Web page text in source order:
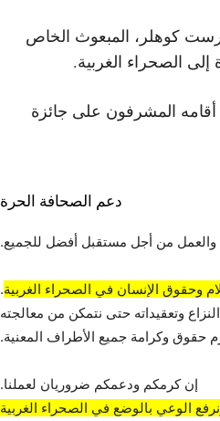
كوهلر، المبعوث الخاص
إلى الصحراء الغربية.
المشرفون على جائزة
دعم الصحافة الحرة
والعمل من أجل مستقبل أفضل للجميع.
وحقوق الإنسان في الصحراء الغربية.
وتعقيداته حتى نتمكن من معالجته
حقوق وكرامة جميع الأطراف المعنية.
إن كرمكم ودعمكم ضروريان لعملنا.
الوعي بالوضع في الصحراء الغربية